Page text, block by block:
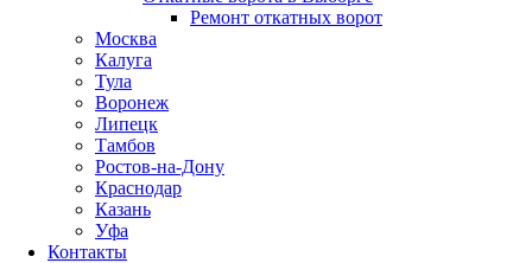
Ремонт откатных ворот
Москва
Калуга
Тула
Воронеж
Липецк
Тамбов
Ростов-на-Дону
Краснодар
Казань
Уфа
Контакты